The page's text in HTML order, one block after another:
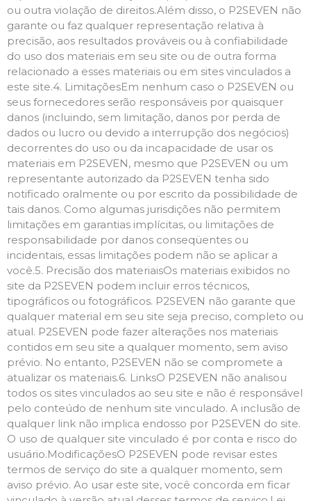
ou outra violação de direitos.Além disso, o P2SEVEN não
garante ou faz qualquer representação relativa à
precisão, aos resultados prováveis ​​ou à confiabilidade
do uso dos materiais em seu site ou de outra forma
relacionado a esses materiais ou em sites vinculados a
este site.4. LimitaçõesEm nenhum caso o P2SEVEN ou
seus fornecedores serão responsáveis ​​por quaisquer
danos (incluindo, sem limitação, danos por perda de
dados ou lucro ou devido a interrupção dos negócios)
decorrentes do uso ou da incapacidade de usar os
materiais em P2SEVEN, mesmo que P2SEVEN ou um
representante autorizado da P2SEVEN tenha sido
notificado oralmente ou por escrito da possibilidade de
tais danos. Como algumas jurisdições não permitem
limitações em garantias implícitas, ou limitações de
responsabilidade por danos conseqüentes ou
incidentais, essas limitações podem não se aplicar a
você.5. Precisão dos materiaisOs materiais exibidos no
site da P2SEVEN podem incluir erros técnicos,
tipográficos ou fotográficos. P2SEVEN não garante que
qualquer material em seu site seja preciso, completo ou
atual. P2SEVEN pode fazer alterações nos materiais
contidos em seu site a qualquer momento, sem aviso
prévio. No entanto, P2SEVEN não se compromete a
atualizar os materiais.6. LinksO P2SEVEN não analisou
todos os sites vinculados ao seu site e não é responsável
pelo conteúdo de nenhum site vinculado. A inclusão de
qualquer link não implica endosso por P2SEVEN do site.
O uso de qualquer site vinculado é por conta e risco do
usuário.ModificaçõesO P2SEVEN pode revisar estes
termos de serviço do site a qualquer momento, sem
aviso prévio. Ao usar este site, você concorda em ficar